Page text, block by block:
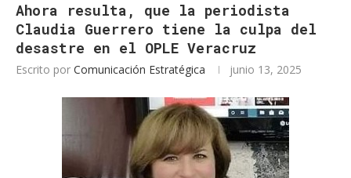
Ahora resulta, que la periodista
Claudia Guerrero tiene la culpa del
desastre en el OPLE Veracruz
Escrito por Comunicación Estratégica junio 13, 2025